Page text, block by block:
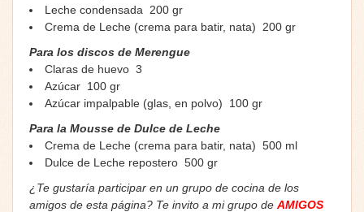
Leche condensada 200 gr
Crema de Leche (crema para batir, nata) 200 gr
Para los discos de Merengue
Claras de huevo 3
Azúcar 100 gr
Azúcar impalpable (glas, en polvo) 100 gr
Para la Mousse de Dulce de Leche
Crema de Leche (crema para batir, nata) 500 ml
Dulce de Leche repostero 500 gr
¿Te gustaría participar en un grupo de cocina de los
amigos de esta página? Te invito a mi grupo de AMIGOS